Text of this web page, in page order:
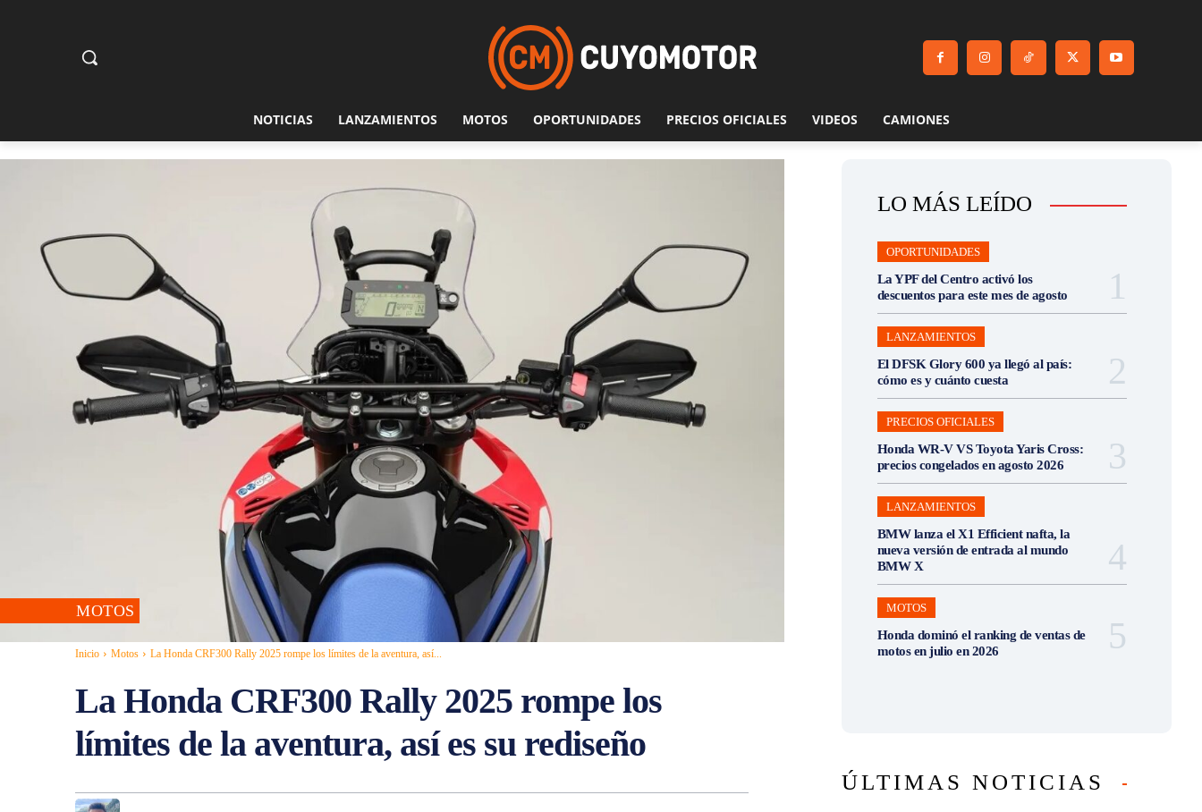
NOTICIAS LANZAMIENTOS MOTOS OPORTUNIDADES PRECIOS OFICIALES VIDEOS CAMIONES
MOTOS
Inicio Motos La Honda CRF300 Rally 2025 rompe los límites de la aventura, así...
La Honda CRF300 Rally 2025 rompe los
límites de la aventura, así es su rediseño
LO MÁS LEÍDO
OPORTUNIDADES
La YPF del Centro activó los
descuentos para este mes de agosto
LANZAMIENTOS
El DFSK Glory 600 ya llegó al país:
cómo es y cuánto cuesta
PRECIOS OFICIALES
Honda WR-V VS Toyota Yaris Cross:
precios congelados en agosto 2026
LANZAMIENTOS
BMW lanza el X1 Efficient nafta, la
nueva versión de entrada al mundo
BMW X
MOTOS
Honda dominó el ranking de ventas de
motos en julio en 2026
ÚLTIMAS NOTICIAS